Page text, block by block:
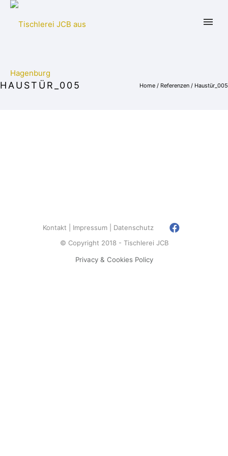
HAUSTÜR_005 Home / Referenzen / Haustür_005
Kontakt Impressum
Datenschutz
© Copyright 2018 - Tischlerei JCB
Privacy & Cookies Policy